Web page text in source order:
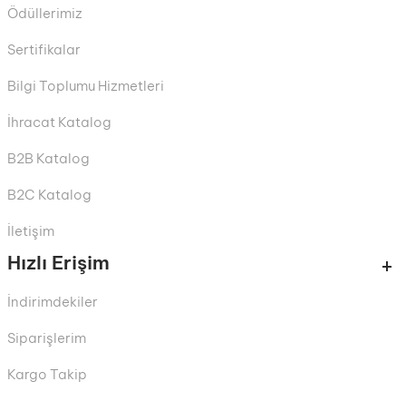
Ödüllerimiz
Sertifikalar
Bilgi Toplumu Hizmetleri
İhracat Katalog
B2B Katalog
B2C Katalog
İletişim
Hızlı Erişim
İndirimdekiler
Siparişlerim
Kargo Takip